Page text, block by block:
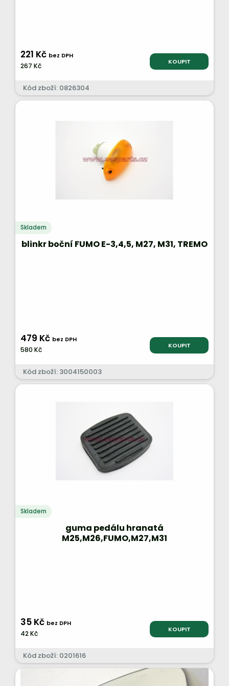
221 Kč bez DPH
267 Kč KOUPIT
Kód zboží: 0826304
Skladem
blinkr boční FUMO E-3,4,5, M27, M31, TREMO
479 Kč bez DPH
580 Kč KOUPIT
Kód zboží: 3004150003
Skladem
guma pedálu hranatá
M25,M26,FUMO,M27,M31
35 Kč bez DPH
42 Kč KOUPIT
Kód zboží: 0201616